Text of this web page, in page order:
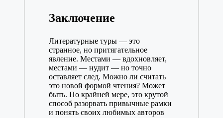
Заключение
Литературные туры — это
странное, но притягательное
явление. Местами — вдохновляет,
местами — нудит — но точно
оставляет след. Можно ли считать
это новой формой чтения? Может
быть. По крайней мере, это крутой
способ разорвать привычные рамки
и понять своих любимых авторов